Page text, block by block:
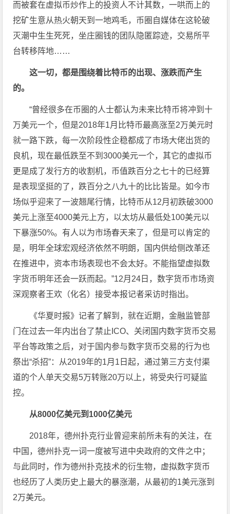
而被套在虚拟币炒作上的投资人不计其数，一哄而上的
挖矿生意从热火朝天到一地鸡毛，币圈自媒体在这轮破
灭潮中生生死死，坐庄圈钱的团队隐匿踪迹，交易所平
台转移阵地……
这一切，都是围绕着比特币的出现、涨跌而产生
的。
“曾经很多在币圈的人士都认为未来比特币将冲到十
万美元一个，但是2018年1月比特币最高涨至2万美元时
就一路下跌，每一次阶段性企稳都成了市场大佬出货的
良机，现在最低跌至不到3000美元一个，其它的虚拟币
更是成了发行方的收割机，币值跌百分之七十的已经算
是表现坚挺的了，跌百分之八九十的比比皆是。如今市
场似乎迎来了一波翘尾行情，比特币从12月初跌破3000
美元上涨至4000美元上方，以太坊从最低处100美元以
下暴涨50%。有人以为市场春天来了，但是可以肯定的
是，明年全球宏观经济依然不明朗，国内供给侧改革还
在推进中，资本市场表现也不会太好。不能指望虚拟数
字货币明年还会一跃而起。”12月24日，数字货币市场资
深观察者王欢（化名）接受本报记者采访时指出。
《华夏时报》记者了解到，就在近期，金融监管部
门在过去一年内出台了禁止ICO、关闭国内数字货币交易
平台等政策之后，对于国内参与数字货币交易的行为也
祭出“杀招”：从2019年的1月1日起，通过第三方支付渠
道的个人单天交易5万转账20万以上，将受央行可疑监
控。
从8000亿美元到1000亿美元
2018年，德州扑克行业曾迎来前所未有的关注，在
中国，德州扑克一词一度被写进中央政府的文件之中；
与此同时，作为德州扑克技术的衍生物，虚拟数字货币
也经历了人类历史上最大的暴涨潮，从最初的1美元涨到
2万美元。